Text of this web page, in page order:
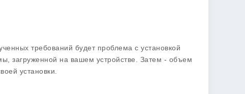
требований будет проблема с установкой
загруженной на вашем устройстве. Затем - объем
установки.